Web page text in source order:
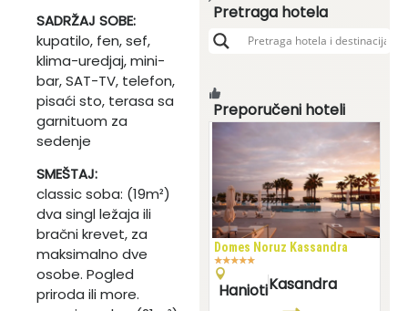
SADRŽAJ SOBE:
kupatilo, fen, sef,
klima-uredjaj, mini-
bar, SAT-TV, telefon,
pisaći sto, terasa sa
garnituom za
sedenje
SMEŠTAJ:
classic soba: (19m²)
dva singl ležaja ili
bračni krevet, za
maksimalno dve
osobe. Pogled
priroda ili more.
Pretraga hotela
Preporučeni hoteli
Domes Noruz Kassandra
★★★★★
HaniotiKasandra